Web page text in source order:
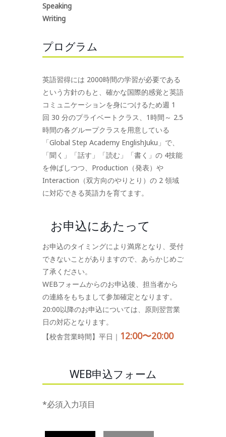
Speaking
Writing
プログラム
英語習得には 2000時間の学習が必要である
という方針のもと、確かな国際的感覚と英語
コミュニケーションを身につけるため週 1
回 30 分のプライベートクラス、1時間～ 2.5
時間の各グループクラスを用意している
「Global Step Academy EnglishJuku」で、
「聞く」「話す」「読む」「書く」の 4技能
を伸ばしつつ、Production（発表）や
Interaction（双方向のやりとり）の 2 領域
に対応できる英語力を育てます。
お申込にあたって
お申込のタイミングにより満席となり、受付
できないことがありますので、あらかじめご
了承ください。
WEBフォームからのお申込後、担当者から
の連絡をもちまして参加確定となります。
20:00以降のお申込については、原則翌営業
日の対応となります。
【校舎営業時間】平日｜ 12:00〜20:00
WEB申込フォーム
*必須入力項目